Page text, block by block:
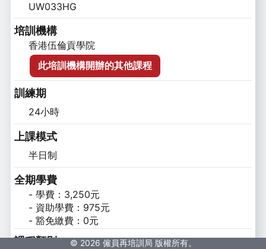
UW033HG
培訓機構
香港伍倫貢學院
此培訓機構開辦的其他課程
訓練期
24小時
上課模式
半日制
全期學費
- 學費：3,250元
- 資助學費：975元
- 豁免繳費：0元
課程類別 © 2026 僱員再培訓局 版權所有。